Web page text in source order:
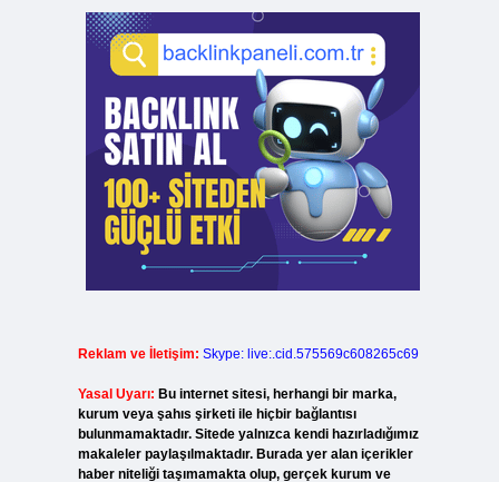
Reklam ve İletişim: Skype: live:.cid.575569c608265c69
Yasal Uyarı: Bu internet sitesi, herhangi bir marka,
kurum veya şahıs şirketi ile hiçbir bağlantısı
bulunmamaktadır. Sitede yalnızca kendi hazırladığımız
makaleler paylaşılmaktadır. Burada yer alan içerikler
haber niteliği taşımamakta olup, gerçek kurum ve